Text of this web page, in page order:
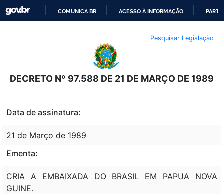
O
CONTEÚDO
COMUNICA BR ACESSO À INFORMAÇÃO
Pesquisar Legislação
DECRETO Nº 97.588 DE 21 DE MARÇO DE 1989
Data de assinatura:
21 de Março de 1989
Ementa:
CRIA A EMBAIXADA DO BRASIL EM PAPUA NOVA
GUINE.